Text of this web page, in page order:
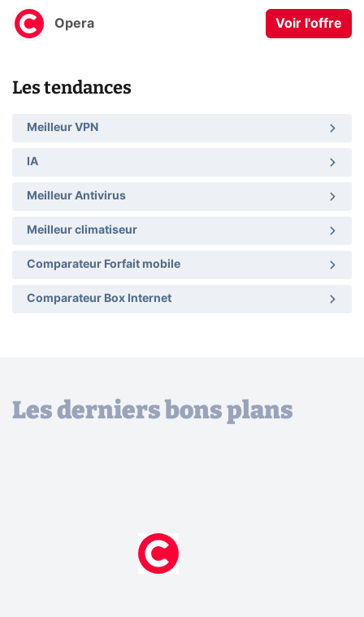
Opera Voir l'offre
Les tendances
Meilleur VPN
IA
Meilleur Antivirus
Meilleur climatiseur
Comparateur Forfait mobile
Comparateur Box Internet
Les derniers bons plans